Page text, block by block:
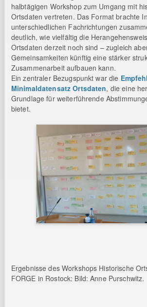
halbtägigen Workshop zum Umgang mit
Ortsdaten vertreten. Das Format brachte
unterschiedlichen Fachrichtungen
deutlich, wie vielfältig die
Ortsdaten derzeit noch sind – zugleich
Gemeinsamkeiten künftig eine stärker
Zusammenarbeit aufbauen kann.
Ein zentraler Bezugspunkt war die
Minimaldatensatz Ortsdaten, die eine
Grundlage für weiterführende
bietet.
Ergebnisse des Workshops Historische
FORGE in Rostock: Bild: Anne Purschwitz.